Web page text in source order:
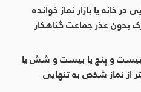
خانه یا بازار نماز خوانده
بدون عذر جماعت گناهکار
و پنج یا بیست و شش یا
نماز شخص به تنهایی